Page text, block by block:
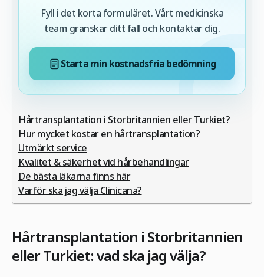
Fyll i det korta formuläret. Vårt medicinska
team granskar ditt fall och kontaktar dig.
Starta min kostnadsfria bedömning
Hårtransplantation i Storbritannien eller Turkiet?
Hur mycket kostar en hårtransplantation?
Utmärkt service
Kvalitet & säkerhet vid hårbehandlingar
De bästa läkarna finns här
Varför ska jag välja Clinicana?
Hårtransplantation i Storbritannien
eller Turkiet: vad ska jag välja?